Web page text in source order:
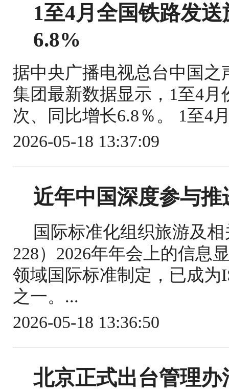
1至4月全国铁路发
6.8%
据中央广播电视总台中国
集团最新数据显示，1至4月
次、同比增长6.8％。 1至4
2026-05-18 13:37:09
近年中国深度参与
国际标准化组织旅游及
228）2026年年会上的信息
领域国际标准制定，已成为
之一。...
2026-05-18 13:36:50
北京正式出台管理